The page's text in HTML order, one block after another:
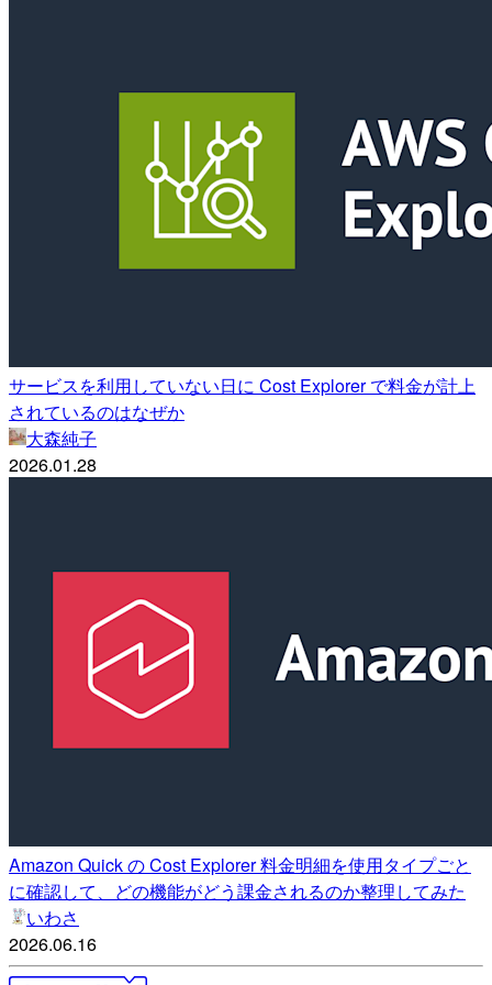
サービスを利用していない日に Cost Explorer で料金が計上
されているのはなぜか
大森純子
2026.01.28
Amazon Quick の Cost Explorer 料金明細を使用タイプごと
に確認して、どの機能がどう課金されるのか整理してみた
いわさ
2026.06.16